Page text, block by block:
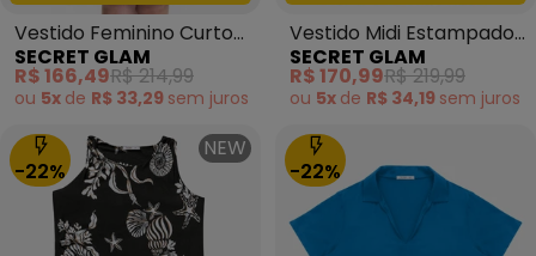
Vestido Feminino Curto
com Retilinea Marrom
SECRET GLAM
R$ 166,49R$ 214,99
ou 5x de R$ 33,29 sem juros
Vestido Midi Estampado
Verde
SECRET GLAM
R$ 170,99R$ 219,99
ou 5x de R$ 34,19 sem juros
-22%
NEW
-22%